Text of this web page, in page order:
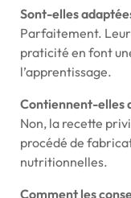
Sont-elles
Parfaitement.
praticité en font
l’apprentissage.
Contiennent-elles
Non, la recette
procédé de
nutritionnelles.
Comment les